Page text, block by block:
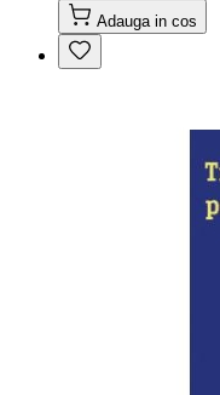
Adauga in cos